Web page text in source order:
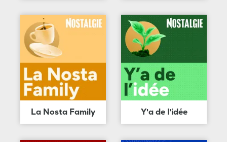
La Nosta Family Y'a de l'idée